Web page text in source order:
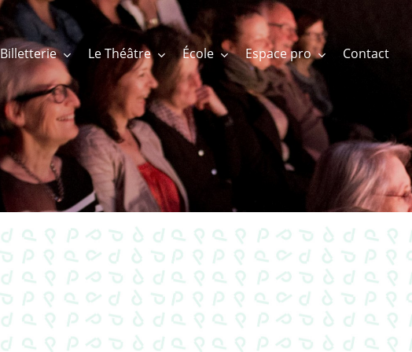
Billetterie Le Théâtre École Espace pro Contact